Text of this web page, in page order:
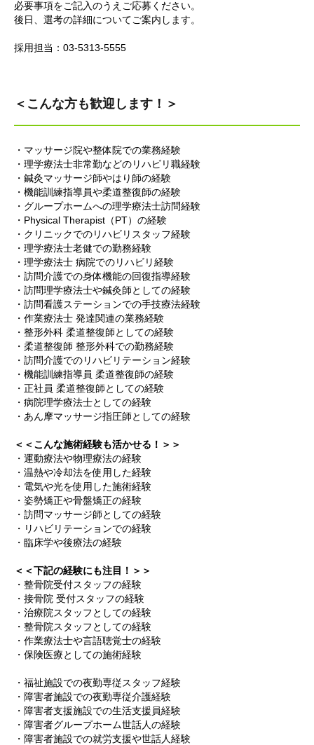
必要事項をご記入のうえご応募ください。
後日、選考の詳細についてご案内します。
採用担当：03-5313-5555
＜こんな方も歓迎します！＞
・マッサージ院や整体院での業務経験
・理学療法士非常勤などのリハビリ職経験
・鍼灸マッサージ師やはり師の経験
・機能訓練指導員や柔道整復師の経験
・グループホームへの理学療法士訪問経験
・Physical Therapist（PT）の経験
・クリニックでのリハビリスタッフ経験
・理学療法士老健での勤務経験
・理学療法士 病院でのリハビリ経験
・訪問介護での身体機能の回復指導経験
・訪問理学療法士や鍼灸師としての経験
・訪問看護ステーションでの手技療法経験
・作業療法士 発達関連の業務経験
・整形外科 柔道整復師としての経験
・柔道整復師 整形外科での勤務経験
・訪問介護でのリハビリテーション経験
・機能訓練指導員 柔道整復師の経験
・正社員 柔道整復師としての経験
・病院理学療法士としての経験
・あん摩マッサージ指圧師としての経験
＜＜こんな施術経験も活かせる！＞＞
・運動療法や物理療法の経験
・温熱や冷却法を使用した経験
・電気や光を使用した施術経験
・姿勢矯正や骨盤矯正の経験
・訪問マッサージ師としての経験
・リハビリテーションでの経験
・臨床学や後療法の経験
＜＜下記の経験にも注目！＞＞
・整骨院受付スタッフの経験
・接骨院 受付スタッフの経験
・治療院スタッフとしての経験
・整骨院スタッフとしての経験
・作業療法士や言語聴覚士の経験
・保険医療としての施術経験
・福祉施設での夜勤専従スタッフ経験
・障害者施設での夜勤専従介護経験
・障害者支援施設での生活支援員経験
・障害者グループホーム世話人の経験
・障害者施設での就労支援や世話人経験